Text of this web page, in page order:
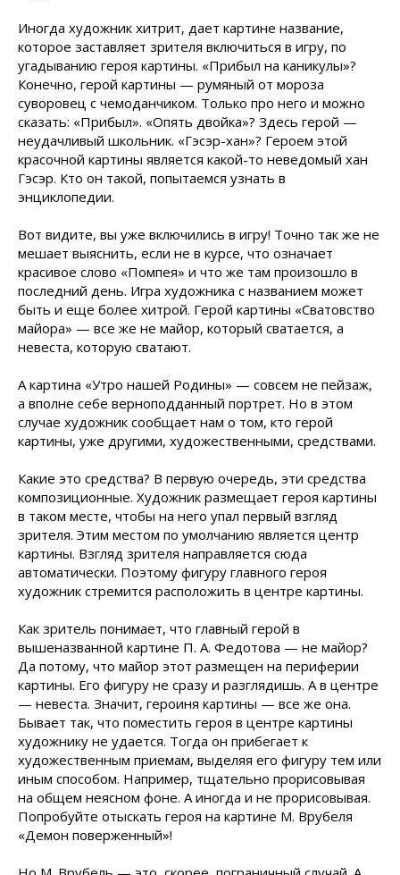
Иногда художник хитрит, дает картине название,
которое заставляет зрителя включиться в игру, по
угадыванию героя картины. «Прибыл на каникулы»?
Конечно, герой картины — румяный от мороза
суворовец с чемоданчиком. Только про него и можно
сказать: «Прибыл». «Опять двойка»? Здесь герой —
неудачливый школьник. «Гэсэр-хан»? Героем этой
красочной картины является какой-то неведомый хан
Гэсэр. Кто он такой, попытаемся узнать в
энциклопедии.
Вот видите, вы уже включились в игру! Точно так же не
мешает выяснить, если не в курсе, что означает
красивое слово «Помпея» и что же там произошло в
последний день. Игра художника с названием может
быть и еще более хитрой. Герой картины «Сватовство
майора» — все же не майор, который сватается, а
невеста, которую сватают.
А картина «Утро нашей Родины» — совсем не пейзаж,
а вполне себе верноподданный портрет. Но в этом
случае художник сообщает нам о том, кто герой
картины, уже другими, художественными, средствами.
Какие это средства? В первую очередь, эти средства
композиционные. Художник размещает героя картины
в таком месте, чтобы на него упал первый взгляд
зрителя. Этим местом по умолчанию является центр
картины. Взгляд зрителя направляется сюда
автоматически. Поэтому фигуру главного героя
художник стремится расположить в центре картины.
Как зритель понимает, что главный герой в
вышеназванной картине П. А. Федотова — не майор?
Да потому, что майор этот размещен на периферии
картины. Его фигуру не сразу и разглядишь. А в центре
— невеста. Значит, героиня картины — все же она.
Бывает так, что поместить героя в центре картины
художнику не удается. Тогда он прибегает к
художественным приемам, выделяя его фигуру тем или
иным способом. Например, тщательно прорисовывая
на общем неясном фоне. А иногда и не прорисовывая.
Попробуйте отыскать героя на картине М. Врубеля
«Демон поверженный»!